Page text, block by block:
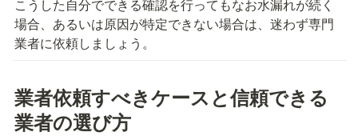
こうした自分でできる確認を行ってもなお水漏れが続く
場合、あるいは原因が特定できない場合は、迷わず専門
業者に依頼しましょう。
業者依頼すべきケースと信頼できる
業者の選び方